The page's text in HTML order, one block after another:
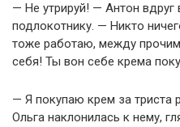
— Не утрируй! — Антон
подлокотнику. — Никто
тоже работаю, между
себя! Ты вон себе крема
— Я покупаю крем за триста
Ольга наклонилась к нему,